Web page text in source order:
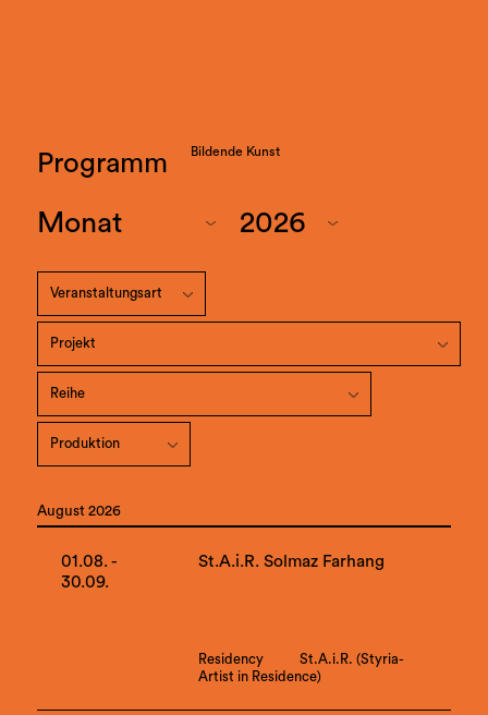
Programm Bildende Kunst
August 2026
01.08. -
30.09.
St.A.i.R. Solmaz Farhang
Residency
St.A.i.R. (Styria-
Artist in Residence)